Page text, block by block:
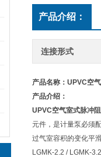
产品介绍：
连接形式
产品名称：UPVC空
产品介绍：
UPVC空气室式脉冲
元件，是计量泵必须
过气室容积的变化平
LGMK-2.2 / LGMK-